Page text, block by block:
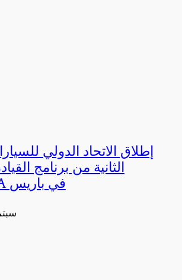
إطلاق الاتحاد الدولي
الثانية من برنامج
لجامعة FIA في باريس
24